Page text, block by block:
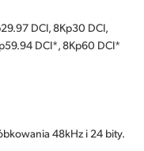
DCI, 8Kp30 DCI,
DCI*, 8Kp60 DCI*
48kHz i 24 bity.